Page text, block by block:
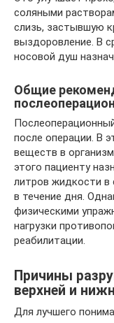
соляными
слизь, застывшую
выздоровление. В
носовой душ
Общие
после операции. В
веществ в
этого пациенту
литров жидкости в
в течение дня.
физическими
нагрузки
реабилитации.
Причины
верхней и
Для лучшего